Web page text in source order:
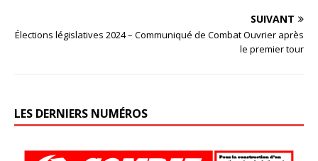
SUIVANT
Élections législatives 2024 – Communiqué de Combat Ouvrier après
le premier tour
LES DERNIERS NUMÉROS